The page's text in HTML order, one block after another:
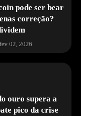
pode ser bear
correção?
fev 02, 2026
ouro supera a
pico da crise